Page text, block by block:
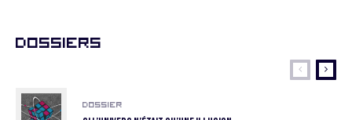
Dossiers
Dossier